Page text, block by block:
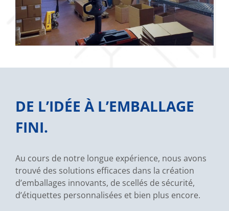
DE L’IDÉE À L’EMBALLAGE
FINI.
Au cours de notre longue expérience, nous avons
trouvé des solutions efficaces dans la création
d’emballages innovants, de scellés de sécurité,
d’étiquettes personnalisées et bien plus encore.